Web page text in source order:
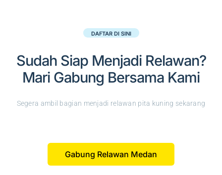
DAFTAR DI SINI
Sudah Siap Menjadi Relawan?
Mari Gabung Bersama Kami
Segera ambil bagian menjadi relawan pita kuning sekarang
Gabung Relawan Medan